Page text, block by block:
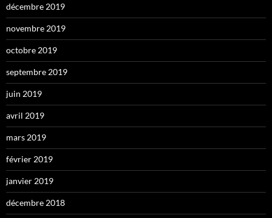
décembre 2019
novembre 2019
octobre 2019
septembre 2019
juin 2019
avril 2019
mars 2019
février 2019
janvier 2019
décembre 2018